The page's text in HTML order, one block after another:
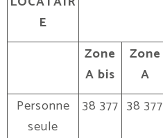
E
Zone
A bis
Zone
A
Personne
seule
38 377 38 377